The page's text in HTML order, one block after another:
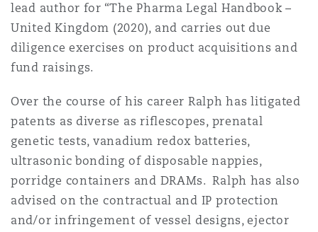
Assurance spécialisée
(D. C.)
lead author for “The Pharma Legal Handbook –
United Kingdom (2020), and carries out due
diligence exercises on product acquisitions and
fund raisings.
Over the course of his career Ralph has litigated
patents as diverse as riflescopes, prenatal
genetic tests, vanadium redox batteries,
ultrasonic bonding of disposable nappies,
porridge containers and DRAMs. Ralph has also
advised on the contractual and IP protection
and/or infringement of vessel designs, ejector